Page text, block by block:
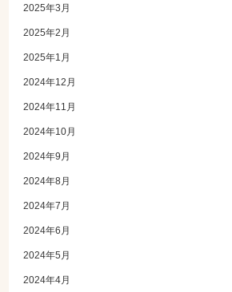
2025年3月
2025年2月
2025年1月
2024年12月
2024年11月
2024年10月
2024年9月
2024年8月
2024年7月
2024年6月
2024年5月
2024年4月